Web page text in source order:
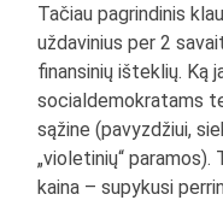
Tačiau pagrindinis
uždavinius per 2
finansinių išteklių. Ką
socialdemokratams
sąžine (pavyzdžiui,
„violetinių“
kaina – supykusi